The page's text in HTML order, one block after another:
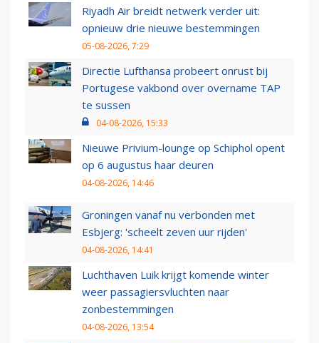
Riyadh Air breidt netwerk verder uit:
opnieuw drie nieuwe bestemmingen
05-08-2026, 7:29
Directie Lufthansa probeert onrust bij
Portugese vakbond over overname TAP
te sussen
04-08-2026, 15:33
Nieuwe Privium-lounge op Schiphol opent
op 6 augustus haar deuren
04-08-2026, 14:46
Groningen vanaf nu verbonden met
Esbjerg: 'scheelt zeven uur rijden'
04-08-2026, 14:41
Luchthaven Luik krijgt komende winter
weer passagiersvluchten naar
zonbestemmingen
04-08-2026, 13:54